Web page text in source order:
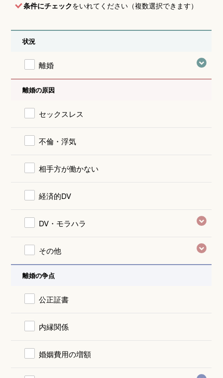
条件にチェックをいれてください（複数選択できます）
状況
離婚
離婚の原因
セックスレス
不倫・浮気
相手方が働かない
経済的DV
DV・モラハラ
その他
離婚の争点
公正証書
内縁関係
婚姻費用の増額